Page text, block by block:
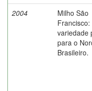
2004
Milho São
Francisco:
variedade
para o
Brasileiro.